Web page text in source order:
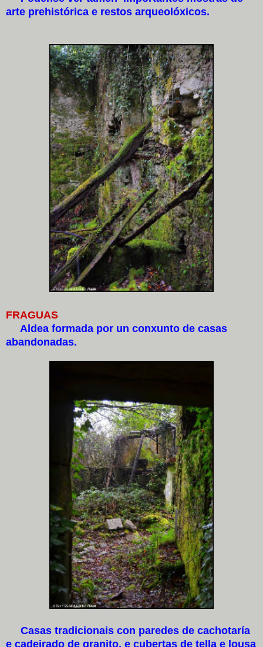
arte prehistórica e restos arqueolóxicos.
FRAGUAS
Aldea formada por un conxunto de casas
abandonadas.
Casas tradicionais con paredes de cachotaría
e cadeirado de granito, e cubertas de tella e lousa